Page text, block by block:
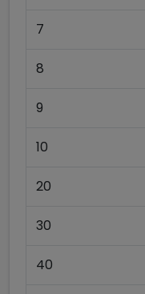
7
8
9
10
20
30
40